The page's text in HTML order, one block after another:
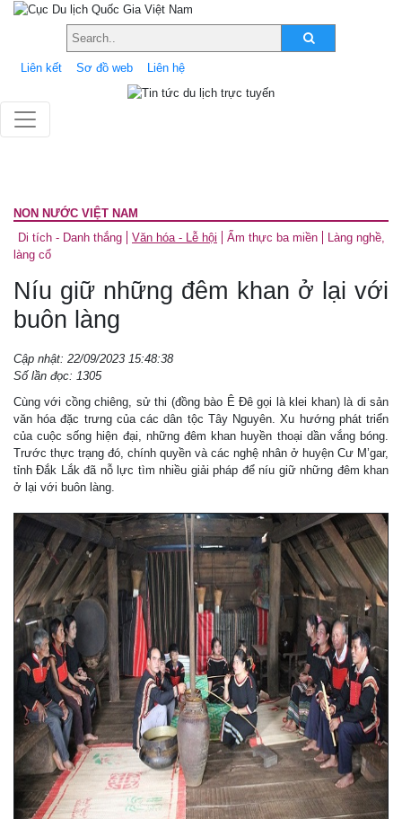
Liên kết Sơ đồ web Liên hệ
NON NƯỚC VIỆT NAM
Di tích - Danh thắng
Văn hóa - Lễ hội Ẩm thực ba miền
Làng nghề,
làng cổ
Níu giữ những đêm khan ở lại với
buôn làng
Cập nhật: 22/09/2023 15:48:38
Số lần đọc: 1305
Cùng với cồng chiêng, sử thi (đồng bào Ê Đê gọi là klei khan) là di sản
văn hóa đặc trưng của các dân tộc Tây Nguyên. Xu hướng phát triển
của cuộc sống hiện đại, những đêm khan huyền thoại dần vắng bóng.
Trước thực trạng đó, chính quyền và các nghệ nhân ở huyện Cư M’gar,
tỉnh Đắk Lắk đã nỗ lực tìm nhiều giải pháp để níu giữ những đêm khan
ở lại với buôn làng.